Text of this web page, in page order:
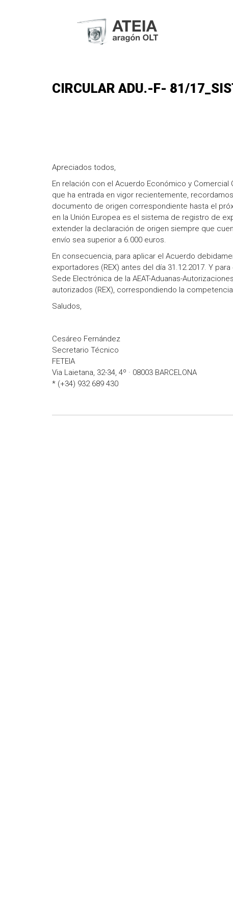
CIRCULAR ADU.-F- 81/
Apreciados todos,
En relación con el Acuerdo Económico y Comercial
que ha entrada en vigor recientemente,
documento de origen correspondiente hasta el
en la Unión Europea es el sistema de registro de
extender la declaración de origen siempre que
envío sea superior a 6.000 euros.
En consecuencia, para aplicar el Acuerdo
exportadores (REX) antes del día 31.12.2017. Y
Sede Electrónica de la AEAT-Aduanas-
autorizados (REX), correspondiendo la
Saludos,
Cesáreo Fernández
Secretario Técnico
FETEIA
Via Laietana, 32-34, 4º · 08003 BARCELONA
* (+34) 932 689 430